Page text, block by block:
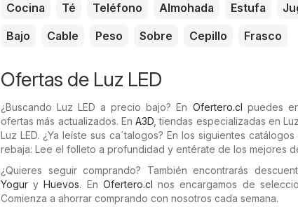
Cocina Té Teléfono Almohada Estufa
Bajo
Cable Peso Sobre Cepillo Frasco
Ofertas de Luz LED
¿Buscando Luz LED a precio bajo? En Ofertero.cl
puedes
ofertas más actualizados. En A3D, tiendas especializadas en
Luz LED. ¿Ya leíste sus ca´talogos? En los siguientes
rebaja: Lee el folleto a profundidad y entérate de los mejores
¿Quieres seguir comprando? También encontrarás
Yogur y Huevos. En Ofertero.cl
nos encargamos de
Comienza a ahorrar comprando con nosotros cada semana.